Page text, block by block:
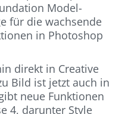
Model-
für die wachsende
in Photoshop
direkt in Creative
Bild ist jetzt auch in
neue Funktionen
4, darunter Style